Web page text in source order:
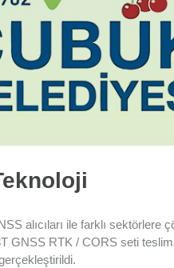
alıcıları ile farklı sektörlere
GNSS RTK / CORS seti